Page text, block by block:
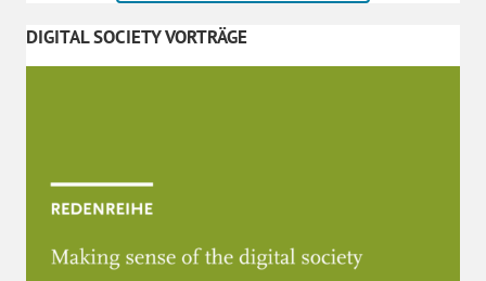
DIGITAL SOCIETY VORTRÄGE